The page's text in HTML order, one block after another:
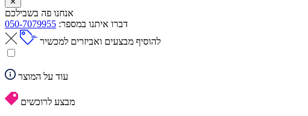
אנחנו פה בשבילכם
דברו איתנו במספר: 050-7079955
להוסיף מבצעים ואביזרים למכשיר
עוד על המוצר
מבצע לרוכשים